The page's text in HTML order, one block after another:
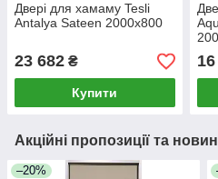
Двері для хамаму Tesli
Antalya Sateen 2000х800
23 682 ₴
Купити
Акційні пропозиції та
–20%